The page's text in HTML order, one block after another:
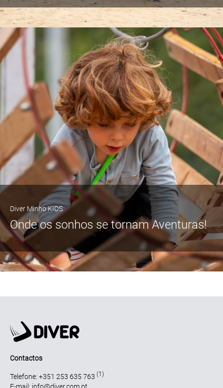
Diver Minho KIDS
Onde os sonhos se tornam Aventuras!
Contactos
Telefone: +351 253 635 763 (1)
E-mail: info@diver.com.pt